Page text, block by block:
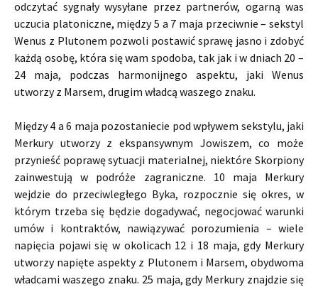
odczytać sygnały wysyłane przez partnerów, ogarną was
uczucia platoniczne, między 5 a 7 maja przeciwnie – sekstyl
Wenus z Plutonem pozwoli postawić sprawę jasno i zdobyć
każdą osobę, która się wam spodoba, tak jak i w dniach 20 –
24 maja, podczas harmonijnego aspektu, jaki Wenus
utworzy z Marsem, drugim władcą waszego znaku.
Między 4 a 6 maja pozostaniecie pod wpływem sekstylu, jaki
Merkury utworzy z ekspansywnym Jowiszem, co może
przynieść poprawę sytuacji materialnej, niektóre Skorpiony
zainwestują w podróże zagraniczne. 10 maja Merkury
wejdzie do przeciwległego Byka, rozpocznie się okres, w
którym trzeba się będzie dogadywać, negocjować warunki
umów i kontraktów, nawiązywać porozumienia – wiele
napięcia pojawi się w okolicach 12 i 18 maja, gdy Merkury
utworzy napięte aspekty z Plutonem i Marsem, obydwoma
władcami waszego znaku. 25 maja, gdy Merkury znajdzie się